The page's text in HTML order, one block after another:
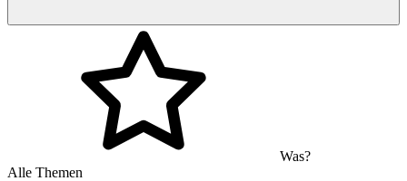
Was?
Alle Themen